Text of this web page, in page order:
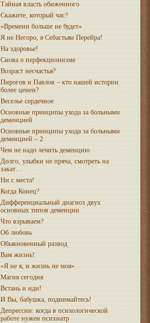
Тайная власть обиженного
Скажите, который час?
«Времени больше не будет»
Я не Негоро, я Себастьян Перейра!
На здоровье!
Снова о перфекционизме
Возраст несчастья?
Пирогов и Павлов – кто нашей истории
более ценен?
Веселье сердечное
Основные принципы ухода за больными
деменцией
Основные принципы ухода за больными
деменцией – 2
Чем не надо лечить деменцию
Долго, улыбки не пряча, смотреть на
закат…
Ни с места!
Когда Конец?
Дифференциальный диагноз двух
основных типов деменции
Что взрываем?
Об любовь
Обыкновенный развод
Вам жизнь!
«Я не я, и жизнь не моя»
Магия сегодня
Встань и иди!
И Вы, бабушка, поднимайтесь!
Депрессии: когда в психологической
работе нужен психиатр